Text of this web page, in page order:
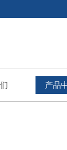
产品